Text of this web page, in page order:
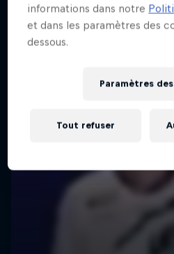
informations dans notre
et dans les paramètres des
dessous.
Paramètres
Tout refuser